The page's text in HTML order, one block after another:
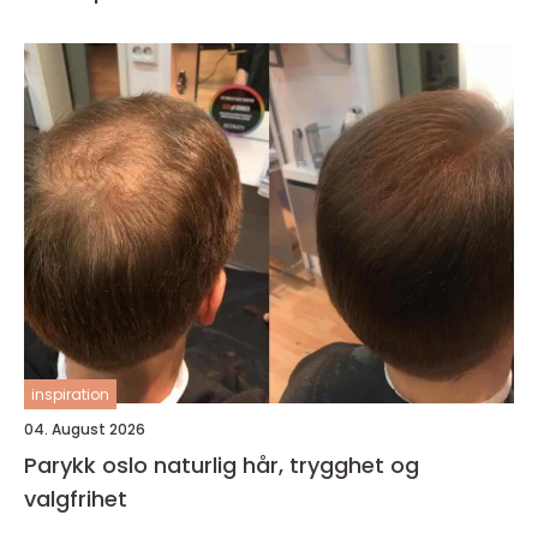
inspiration
04. August 2026
Parykk oslo naturlig hår, trygghet og
valgfrihet